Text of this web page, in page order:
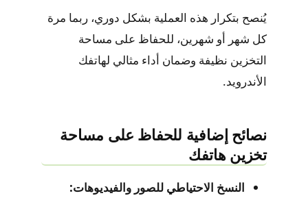
يُنصح بتكرار هذه العملية بشكل دوري، ربما مرة
كل شهر أو شهرين، للحفاظ على مساحة
التخزين نظيفة وضمان أداء مثالي لهاتفك
الأندرويد.
نصائح إضافية للحفاظ على مساحة
تخزين هاتفك
النسخ الاحتياطي للصور والفيديوهات: